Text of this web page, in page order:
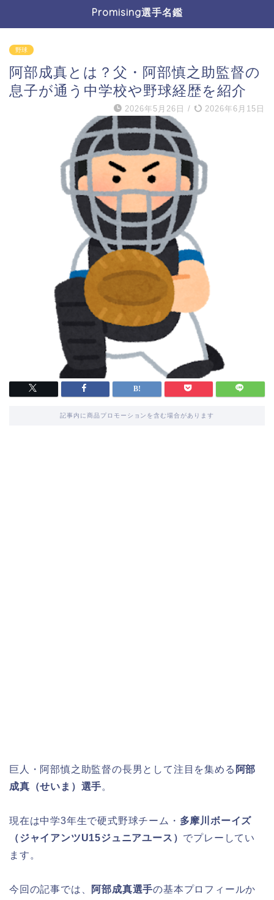
Promising選手名鑑
野球
阿部成真とは？父・阿部慎之助監督の
息子が通う中学校や野球経歴を紹介
2026年5月26日 / 2026年6月15日
記事内に商品プロモーションを含む場合があります
巨人・阿部慎之助監督の長男として注目を集める 阿部
成真（せいま）選手。
現在は中学3年生で硬式野球チーム・ 多摩川ボーイズ
（ジャイアンツU15ジュニアユース） でプレーしてい
ます。
今回の記事では、 阿部成真選手の基本プロフィールか